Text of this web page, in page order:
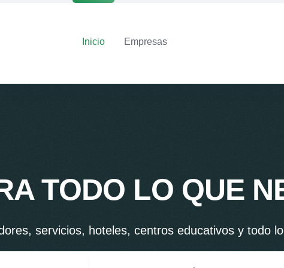
Inicio Empresas
TODO LO QUE
servicios, hoteles, centros educativos y todo